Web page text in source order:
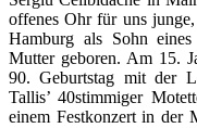
offenes Ohr für uns
Hamburg als Sohn
Mutter geboren. Am 15.
90. Geburtstag mit der
Tallis’ 40stimmiger
einem Festkonzert in der